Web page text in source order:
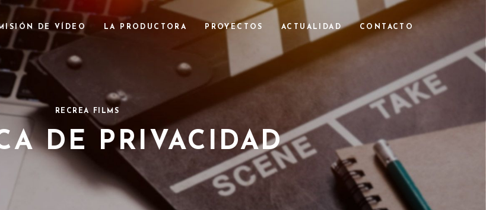
DE VÍDEO LA PRODUCTORA PROYECTOS ACTUALIDAD CONTACTO
RECREA FILMS
DE PRIVACIDAD